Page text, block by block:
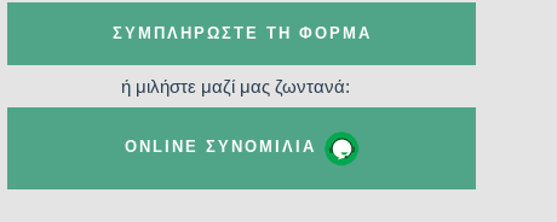
ΣΥΜΠΛΗΡΏΣΤΕ ΤΗ ΦΌΡΜΑ
ή μιλήστε μαζί μας ζωντανά:
ONLINE ΣΥΝΟΜΙΛΊΑ